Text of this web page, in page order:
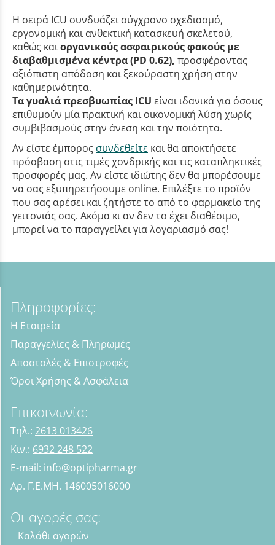
Η σειρά ICU συνδυάζει σύγχρονο σχεδιασμό,
εργονομική και ανθεκτική κατασκευή σκελετού,
καθώς καιοργανικούς ασφαιρικούς φακούς με
διαβαθμισμένα κέντρα (PD 0.62), προσφέροντας
αξιόπιστη απόδοση και ξεκούραστη χρήση στην
καθημερινότητα.
Τα γυαλιά πρεσβυωπίας ICU είναι ιδανικά για όσους
επιθυμούν μία πρακτική και οικονομική λύση χωρίς
συμβιβασμούς στην άνεση και την ποιότητα.
Αν είστε έμπορος συνδεθείτε και θα αποκτήσετε
πρόσβαση στις τιμές χονδρικής και τις καταπληκτικές
προσφορές μας. Αν είστε ιδιώτης δεν θα μπορέσουμε
να σας εξυπηρετήσουμε online. Επιλέξτε το προϊόν
που σας αρέσει και ζητήστε το από το φαρμακείο της
γειτονιάς σας. Ακόμα κι αν δεν το έχει διαθέσιμο,
μπορεί να το παραγγείλει για λογαριασμό σας!
Πληροφορίες:
Η Εταιρεία
Παραγγελίες & Πληρωμές
Αποστολές & Επιστροφές
Όροι Χρήσης & Ασφάλεια
Επικοινωνία:
Τηλ.: 2613 013426
Κιν.: 6932 248 522
E-mail: info@optipharma.gr
Αρ. Γ.Ε.ΜΗ. 146005016000
Οι αγορές σας:
Καλάθι αγορών